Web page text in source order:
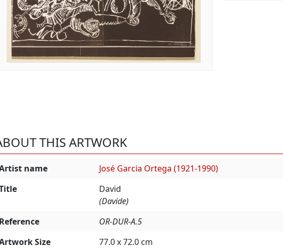
THIS ARTWORK
name
José Garcia Ortega (1921-1990)
David
(Davide)
Reference
OR-DUR-A.5
Size
77.0 x 72.0 cm